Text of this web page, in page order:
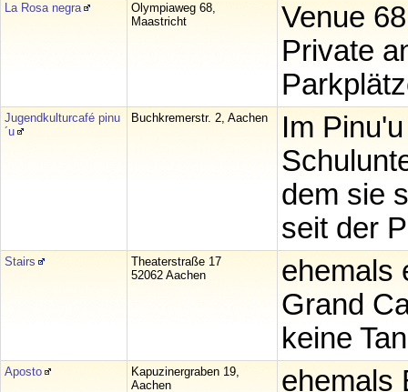
La Rosa negra
Olympiaweg 68,
Maastricht
Venue 68
Private
Jugendkulturcafé pinu
´u
Buchkremerstr. 2, Aachen
Im
dem sie
seit der
Stairs
Theaterstraße 17
52062 Aachen
ehemals
Grand
keine
Aposto
Kapuzinergraben 19,
Aachen
ehemals